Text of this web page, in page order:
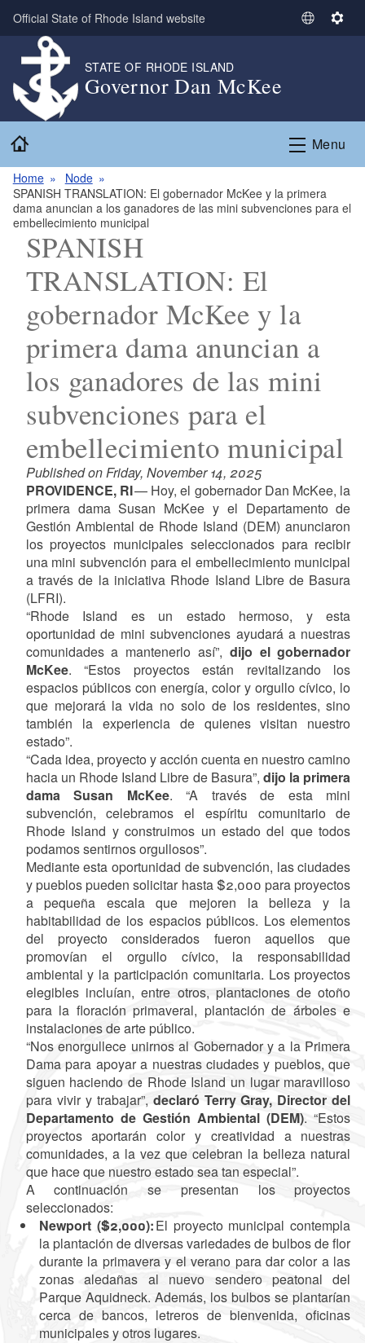
Skip to main content
Official State of Rhode Island website
S
t
L
g
u
S
n
g
STATE OF RHODE ISLAND
Governor Dan McKee
Menu
Home
Node
SPANISH TRANSLATION: El gobernador McKee y la primera
dama anuncian a los ganadores de las mini subvenciones para el
embellecimiento municipal
SPANISH
TRANSLATION: El
gobernador McKee y la
primera dama anuncian a
los ganadores de las mini
subvenciones para el
embellecimiento municipal
Published on Friday, November 14, 2025
PROVIDENCE, RI— Hoy, el gobernador Dan McKee, la
primera dama Susan McKee y el Departamento de
Gestión Ambiental de Rhode Island (DEM) anunciaron
los proyectos municipales seleccionados para recibir
una mini subvención para el embellecimiento municipal
a través de la iniciativa Rhode Island Libre de Basura
(LFRI).
“Rhode Island es un estado hermoso, y esta
oportunidad de mini subvenciones ayudará a nuestras
comunidades a mantenerlo así”, dijo el gobernador
McKee. “Estos proyectos están revitalizando los
espacios públicos con energía, color y orgullo cívico, lo
que mejorará la vida no solo de los residentes, sino
también la experiencia de quienes visitan nuestro
estado”.
“Cada idea, proyecto y acción cuenta en nuestro camino
hacia un Rhode Island Libre de Basura”,dijo la primera
dama Susan McKee. “A través de esta mini
subvención, celebramos el espíritu comunitario de
Rhode Island y construimos un estado del que todos
podamos sentirnos orgullosos”.
Mediante esta oportunidad de subvención, las ciudades
y pueblos pueden solicitar hasta $2,000 para proyectos
a pequeña escala que mejoren la belleza y la
habitabilidad de los espacios públicos. Los elementos
del proyecto considerados fueron aquellos que
promovían el orgullo cívico, la responsabilidad
ambiental y la participación comunitaria. Los proyectos
elegibles incluían, entre otros, plantaciones de otoño
para la floración primaveral, plantación de árboles e
instalaciones de arte público.
“Nos enorgullece unirnos al Gobernador y a la Primera
Dama para apoyar a nuestras ciudades y pueblos, que
siguen haciendo de Rhode Island un lugar maravilloso
para vivir y trabajar”, declaró Terry Gray, Director del
Departamento de Gestión Ambiental (DEM). “Estos
proyectos aportarán color y creatividad a nuestras
comunidades, a la vez que celebran la belleza natural
que hace que nuestro estado sea tan especial”.
A continuación se presentan los proyectos
seleccionados:
Newport ($2,000):El proyecto municipal contempla
la plantación de diversas variedades de bulbos de flor
durante la primavera y el verano para dar color a las
zonas aledañas al nuevo sendero peatonal del
Parque Aquidneck. Además, los bulbos se plantarían
cerca de bancos, letreros de bienvenida, oficinas
municipales y otros lugares.